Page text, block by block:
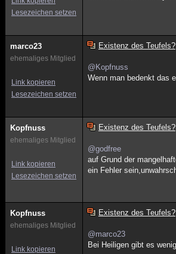
Lesezeichen setzen
marco23
ehemaliges Mitglied
Link kopieren
Lesezeichen setzen
Existenz des Teufels?
@Kopfnuss
Wenn man bedenkt das
Kopfnuss
ehemaliges Mitglied
Link kopieren
Lesezeichen setzen
Existenz des Teufels?
@godfree
auf Grund der
ein Fehler
Kopfnuss
ehemaliges Mitglied
Link kopieren
Existenz des Teufels?
@marco23
Bei Heiligen gibt es